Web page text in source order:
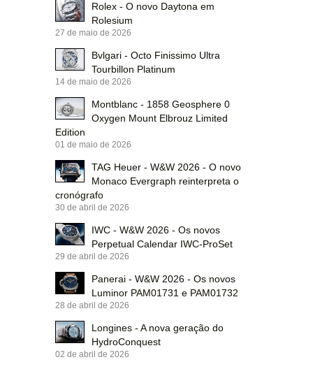
Rolex - O novo Daytona em
Rolesium
27 de maio de 2026
Bvlgari - Octo Finissimo Ultra
Tourbillon Platinum
14 de maio de 2026
Montblanc - 1858 Geosphere 0
Oxygen Mount Elbrouz Limited
Edition
01 de maio de 2026
TAG Heuer - W&W 2026 - O novo
Monaco Evergraph reinterpreta o
cronógrafo
30 de abril de 2026
IWC - W&W 2026 - Os novos
Perpetual Calendar IWC-ProSet
29 de abril de 2026
Panerai - W&W 2026 - Os novos
Luminor PAM01731 e PAM01732
28 de abril de 2026
Longines - A nova geração do
HydroConquest
02 de abril de 2026